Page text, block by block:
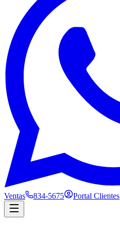
Ventas 834-5675 Portal Clientes